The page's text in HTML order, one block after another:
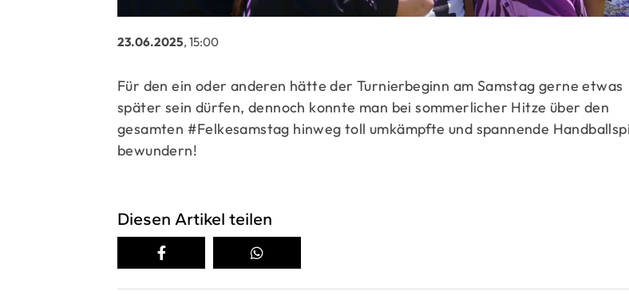
23.06.2025, 15:00
Für den ein oder anderen hätte der Turnierbeginn am Samstag gerne etwas
später sein dürfen, dennoch konnte man bei sommerlicher Hitze über den
gesamten #Felkesamstag hinweg toll umkämpfte und spannende
bewundern!
Diesen Artikel teilen